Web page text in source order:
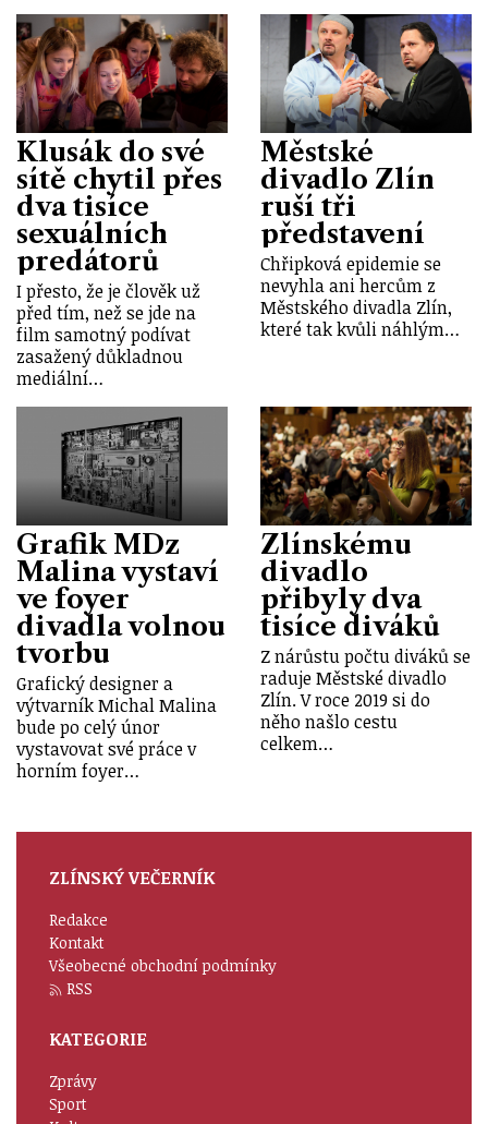
Klusák do své
sítě chytil přes
dva tisíce
sexuálních
predátorů
I přesto, že je člověk už
před tím, než se jde na
film samotný podívat
zasažený důkladnou
mediální…
Městské
divadlo Zlín
ruší tři
představení
Chřipková epidemie se
nevyhla ani hercům z
Městského divadla Zlín,
které tak kvůli náhlým…
Grafik MDz
Malina vystaví
ve foyer
divadla volnou
tvorbu
Grafický designer a
výtvarník Michal Malina
bude po celý únor
vystavovat své práce v
horním foyer…
Zlínskému
divadlo
přibyly dva
tisíce diváků
Z nárůstu počtu diváků se
raduje Městské divadlo
Zlín. V roce 2019 si do
něho našlo cestu
celkem…
ZLÍNSKÝ VEČERNÍK
Redakce
Kontakt
Všeobecné obchodní podmínky
RSS
KATEGORIE
Zprávy
Sport